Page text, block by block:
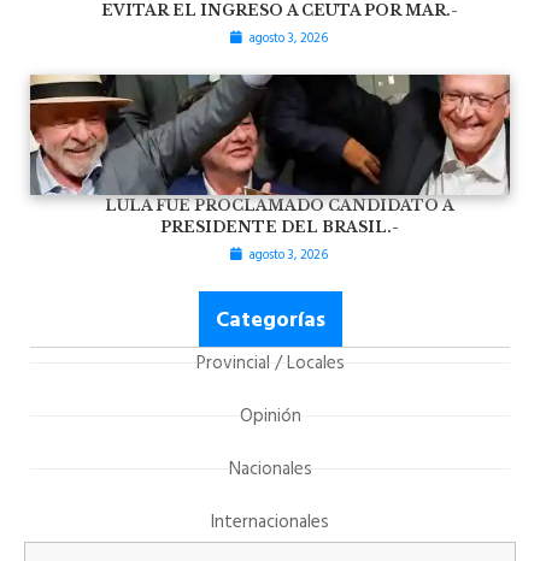
EVITAR EL INGRESO A CEUTA POR MAR.-
agosto 3, 2026
LULA FUE PROCLAMADO CANDIDATO A
PRESIDENTE DEL BRASIL.-
agosto 3, 2026
Categorías
Provincial / Locales
Opinión
Nacionales
Internacionales